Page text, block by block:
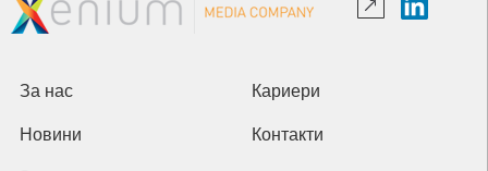
За нас Кариери
Новини Контакти